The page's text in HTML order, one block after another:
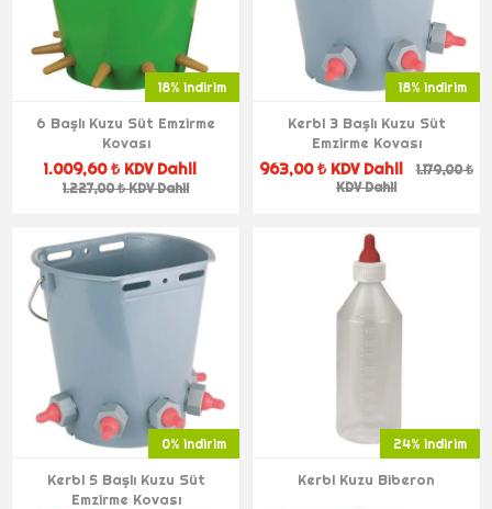
18% indirim
6 Başlı Kuzu Süt Emzirme
Kovası
1.009,60 ₺ KDV Dahil
1.227,00 ₺ KDV Dahil
18% indirim
Kerbl 3 Başlı Kuzu Süt
Emzirme Kovası
963,00 ₺ KDV Dahil
1.179,00 ₺
KDV Dahil
0% indirim
Kerbl 5 Başlı Kuzu Süt
Emzirme Kovası
24% indirim
Kerbl Kuzu Biberon